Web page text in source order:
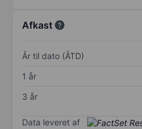
Afkast
År til dato (ÅTD)
1 år
3 år
Data leveret af